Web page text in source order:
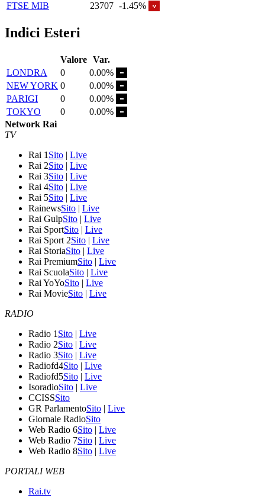
FTSE MIB
23707 -1.45%
Indici Esteri
Valore Var.
LONDRA
0
0.00%
NEW YORK 0
0.00%
PARIGI
0
0.00%
TOKYO
0
0.00%
Network Rai
TV
Rai 1 Sito | Live
Rai 2Sito | Live
Rai 3Sito | Live
Rai 4Sito | Live
Rai 5Sito | Live
RainewsSito | Live
Rai GulpSito | Live
Rai SportSito | Live
Rai Sport 2Sito | Live
Rai StoriaSito | Live
Rai PremiumSito | Live
Rai ScuolaSito | Live
Rai YoYoSito | Live
Rai MovieSito | Live
RADIO
Radio 1 Sito | Live
Radio 2Sito | Live
Radio 3Sito | Live
Radiofd4Sito | Live
Radiofd5Sito | Live
IsoradioSito | Live
CCISSSito
GR ParlamentoSito | Live
Giornale RadioSito
Web Radio 6Sito | Live
Web Radio 7Sito | Live
Web Radio 8Sito | Live
PORTALI WEB
Rai.tv